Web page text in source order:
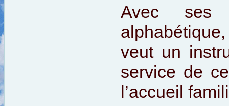
Avec ses
veut un
service de
l’accueil